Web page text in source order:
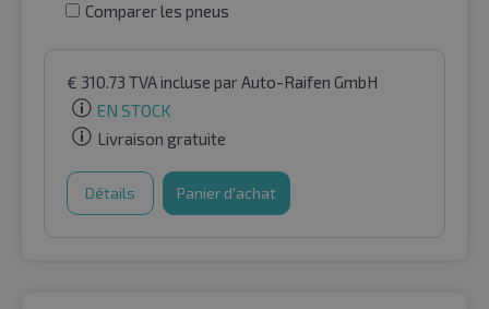
Comparer les pneus
€ 310.73 TVA incluse par Auto-Raifen GmbH
EN STOCK
Livraison gratuite
Détails Panier d'achat